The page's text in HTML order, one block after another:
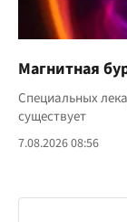
Магнитная
Специальных
существует
7.08.2026 08:56